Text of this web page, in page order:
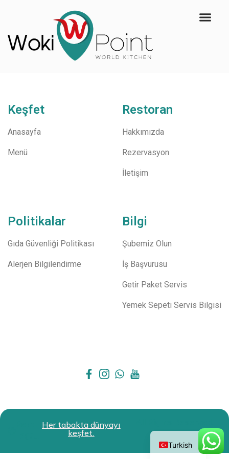
Keşfet
Anasayfa
Menü
Restoran
Hakkımızda
Rezervasyon
İletişim
Bilgi
Şubemiz Olun
İş Başvurusu
Getir Paket Servis
Yemek Sepeti Servis Bilgisi
Politikalar
Gıda Güvenliği Politikası
Alerjen Bilgilendirme
RestokitHer tabakta dünyayı
keşfet.
Turkish